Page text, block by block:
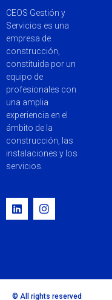
CEOS Gestión y
Servicios es una
empresa de
construcción,
constituida por un
equipo de
profesionales con
una amplia
experiencia en el
ámbito de la
construcción, las
instalaciones y los
servicios.
© All rights reserved